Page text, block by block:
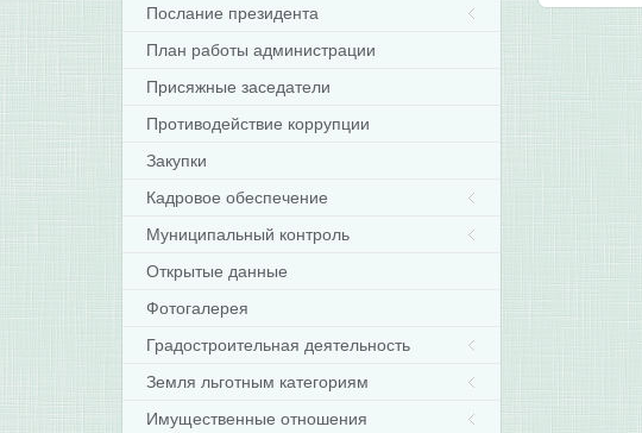
Послание президента
План работы администрации
Присяжные заседатели
Противодействие коррупции
Закупки
Кадровое обеспечение
Муниципальный контроль
Открытые данные
Фотогалерея
Градостроительная деятельность
Земля льготным категориям
Имущественные отношения